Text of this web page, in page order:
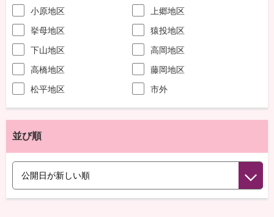
小原地区
上郷地区
挙母地区
猿投地区
下山地区
高岡地区
高橋地区
藤岡地区
松平地区
市外
並び順